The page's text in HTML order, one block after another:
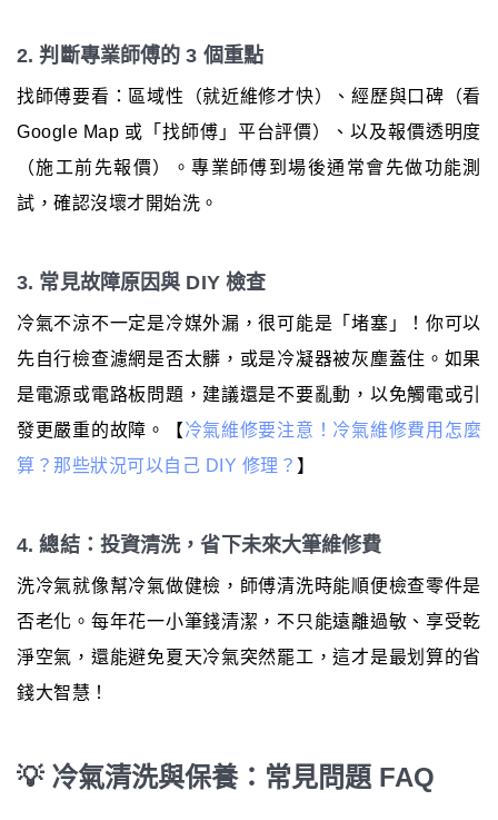
2. 判斷專業師傅的 3 個重點
找師傅要看：區域性（就近維修才快）、經歷與口碑（看
Google Map 或「找師傅」平台評價）、以及報價透明度
（施工前先報價）。專業師傅到場後通常會先做功能測
試，確認沒壞才開始洗。
3. 常見故障原因與 DIY 檢查
冷氣不涼不一定是冷媒外漏，很可能是「堵塞」！你可以
先自行檢查濾網是否太髒，或是冷凝器被灰塵蓋住。如果
是電源或電路板問題，建議還是不要亂動，以免觸電或引
發更嚴重的故障。【冷氣維修要注意！冷氣維修費用怎麼
算？那些狀況可以自己 DIY 修理？ 】
4. 總結：投資清洗，省下未來大筆維修費
洗冷氣就像幫冷氣做健檢，師傅清洗時能順便檢查零件是
否老化。每年花一小筆錢清潔，不只能遠離過敏、享受乾
淨空氣，還能避免夏天冷氣突然罷工，這才是最划算的省
錢大智慧！
💡 冷氣清洗與保養：常見問題 FAQ